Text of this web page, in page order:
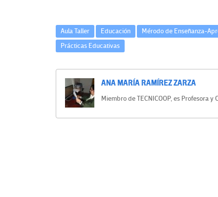
Aula Taller Educación Mérodo de Enseñanza-
Prácticas Educativas
ANA MARÍA RAMÍREZ ZARZA
Miembro de TECNICOOP, es Profesora y